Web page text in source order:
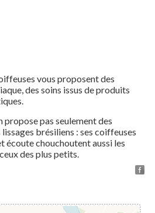
vous proposent des
des soins issus de produits
pas seulement des
brésiliens : ses coiffeuses
écoute chouchoutent aussi les
des plus petits.